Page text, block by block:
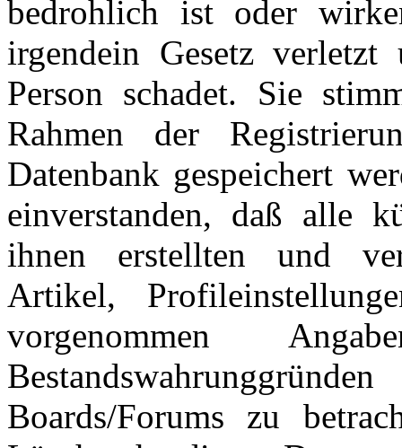
bedrohlich ist oder
irgendein Gesetz verletzt
Person schadet. Sie
Rahmen der
Datenbank gespeichert
einverstanden, daß alle
ihnen erstellten und
Artikel,
vorgenommen
Boards/Forums zu